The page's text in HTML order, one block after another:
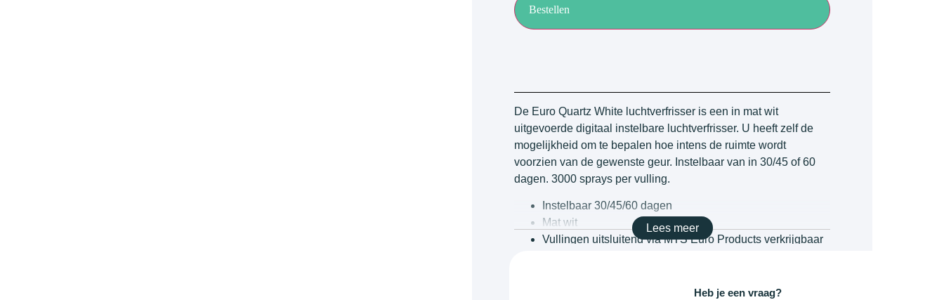
Bestellen
De Euro Quartz White luchtverfrisser is een in mat wit
uitgevoerde digitaal instelbare luchtverfrisser. U heeft zelf de
mogelijkheid om te bepalen hoe intens de ruimte wordt
voorzien van de gewenste geur. Instelbaar van in 30/45 of 60
dagen. 3000 sprays per vulling.
Instelbaar 30/45/60 dagen
Mat wit
Vullingen uitsluitend via MTS Euro Products verkrijgbaar
Lees meer
Heb je een vraag?